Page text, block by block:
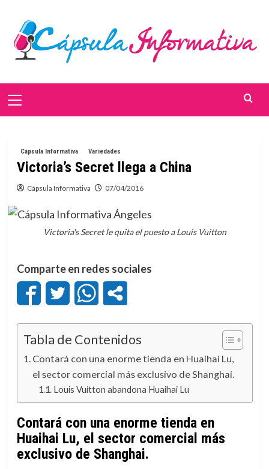
contenido
Menú
Cápsula Informativa Variedades
Victoria’s Secret llega a China
Cápsula Informativa 07/04/2016
Victoria's Secret le quita el puesto a Louis Vuitton
Comparte en redes sociales
Tabla de Contenidos
Contará con una enorme tienda en Huaihai Lu,
el sector comercial más exclusivo de Shanghai.
Louis Vuitton abandona Huaihai Lu
Contará con una enorme tienda en
Huaihai Lu, el sector comercial más
exclusivo de Shanghai.